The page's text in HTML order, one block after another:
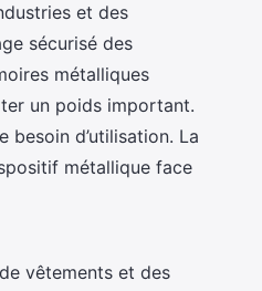
et des
sécurisé des
métalliques
un poids important.
besoin d’utilisation. La
métallique face
vêtements et des